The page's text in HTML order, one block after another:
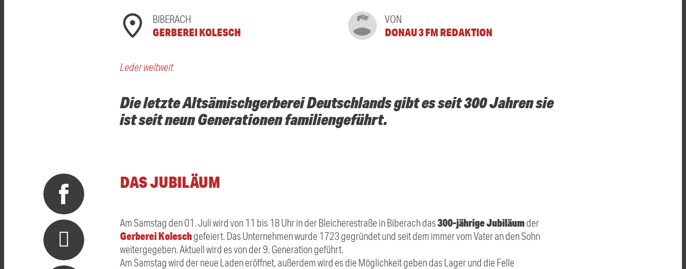
BIBERACH
GERBEREI KOLESCH
VON
DONAU 3 FM REDAKTION
Leder weltweit
Die letzte Altsämischgerberei Deutschlands gibt es seit 300 Jahren sie
ist seit neun Generationen familiengeführt.
DAS JUBILÄUM
Am Samstag den 01. Juli wird von 11 bis 18 Uhr in der Bleicherestraße in Biberach das300-jährige Jubiläumder
Gerberei Koleschgefeiert. Das Unternehmen wurde 1723 gegründet und seit dem immer vom Vater an den Sohn
weitergegeben. Aktuell wird es von der 9. Generation geführt.
Am Samstag wird der neue Laden eröffnet, außerdem wird es die Möglichkeit geben das Lager und die Felle